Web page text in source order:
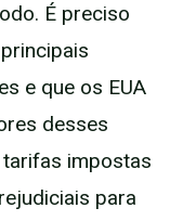
É preciso
e que os EUA
desses
impostas
para